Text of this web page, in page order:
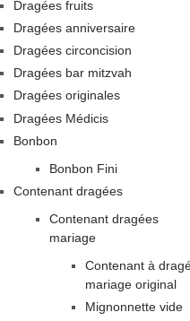
Dragées fruits
Dragées anniversaire
Dragées circoncision
Dragées bar mitzvah
Dragées originales
Dragées Médicis
Bonbon
Bonbon Fini
Contenant dragées
Contenant dragées
mariage
Contenant à
mariage original
Mignonnette vide